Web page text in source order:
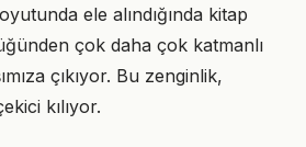
ele alındığında kitap
çok daha çok katmanlı
çıkıyor. Bu zenginlik,
kılıyor.